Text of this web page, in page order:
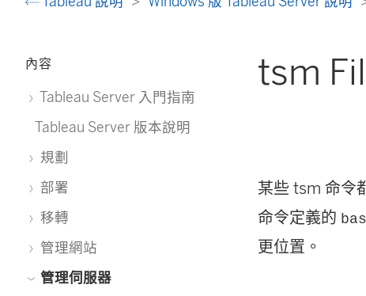
內容
Tableau Server 入門指南
Tableau Server 版本說明
規劃
部署
移轉
管理網站
管理伺服器
tsm
某些 tsm 命令
命令定義的
更位置。